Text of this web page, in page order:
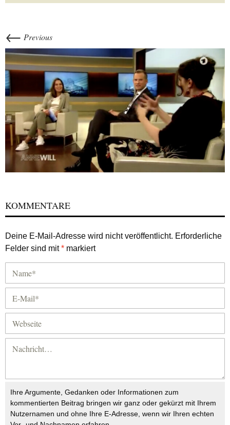
← Previous
KOMMENTARE
Deine E-Mail-Adresse wird nicht veröffentlicht. Erforderliche
Felder sind mit* markiert
Ihre Argumente, Gedanken oder Informationen zum
kommentierten Beitrag bringen wir ganz oder gekürzt mit Ihrem
Nutzernamen und ohne Ihre E-Adresse, wenn wir Ihren echten